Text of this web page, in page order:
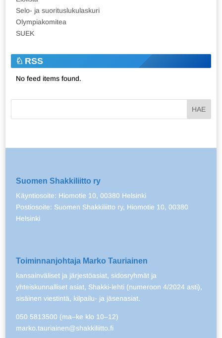
Selo- ja suorituslukulaskuri
Olympiakomitea
SUEK
RSS
No feed items found.
Suomen Shakkiliitto ry
Käyntiosoite: Hiomotie 10, 00380 Helsinki
Postiosoite: Suomen Shakkiliitto ry, Hiomotie 10, 00380
Helsinki
Toiminnanjohtaja Marko Tauriainen
kansainväliset ja järjestöasiat, sidosryhmät ja
yhteiskunnalliset asiat, Shakki-lehti (numeroon 4/2024 asti),
sisäinen viestintä, kilpailu- ja jäsenasiat.
050 5813500 (ma–ke klo 10–12)
marko.tauriainen@shakkiliitto.fi